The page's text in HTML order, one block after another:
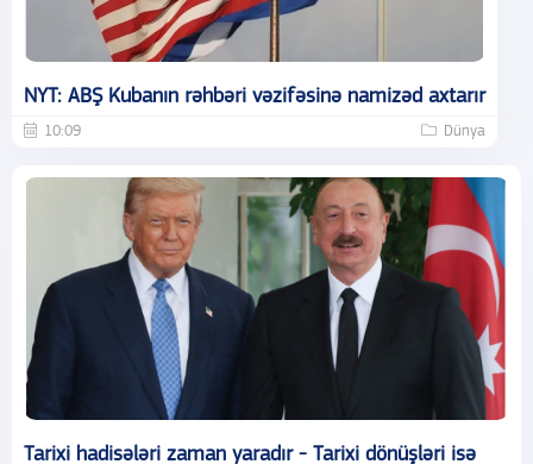
NYT: ABŞ Kubanın rəhbəri vəzifəsinə namizəd axtarır
10:09 Dünya
Tarixi hadisələri zaman yaradır - Tarixi dönüşləri isə